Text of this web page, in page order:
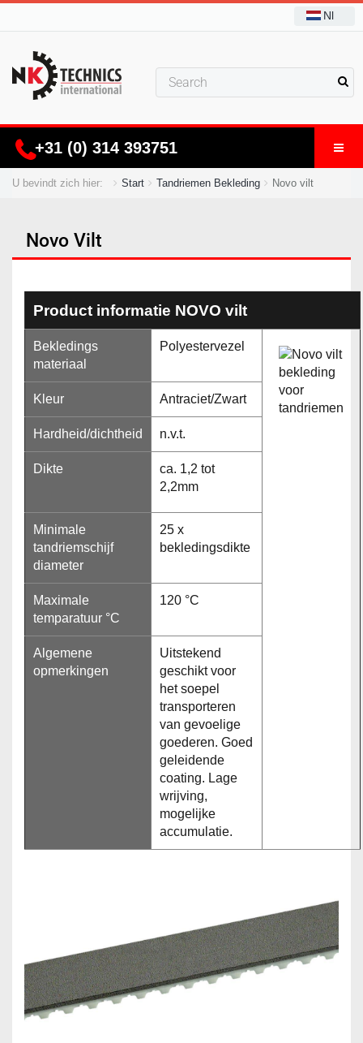
Nl
+31 (0) 314 393751
U bevindt zich hier: Start Tandriemen Bekleding Novo vilt
Novo Vilt
Product informatie NOVO vilt
Bekledings
materiaal
Polyestervezel
Kleur Antraciet/Zwart
Hardheid/dichtheid n.v.t.
Dikte
ca. 1,2 tot
2,2mm
Minimale
tandriemschijf
diameter
25 x
bekledingsdikte
Maximale
temparatuur °C
120 °C
Algemene
opmerkingen
Uitstekend
geschikt voor
het soepel
transporteren
van gevoelige
goederen. Goed
geleidende
coating. Lage
wrijving,
mogelijke
accumulatie.